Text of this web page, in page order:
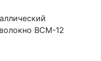
ВСМ-12